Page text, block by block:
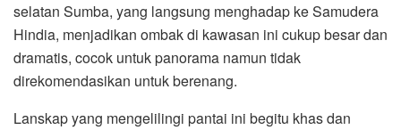
selatan Sumba, yang langsung menghadap ke Samudera
Hindia, menjadikan ombak di kawasan ini cukup besar dan
dramatis, cocok untuk panorama namun tidak
direkomendasikan untuk berenang.
Lanskap yang mengelilingi pantai ini begitu khas dan